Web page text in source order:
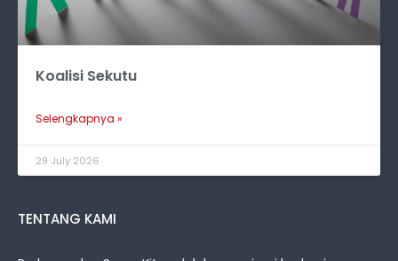
Koalisi Sekutu
Selengkapnya »
29 July 2026
TENTANG KAMI